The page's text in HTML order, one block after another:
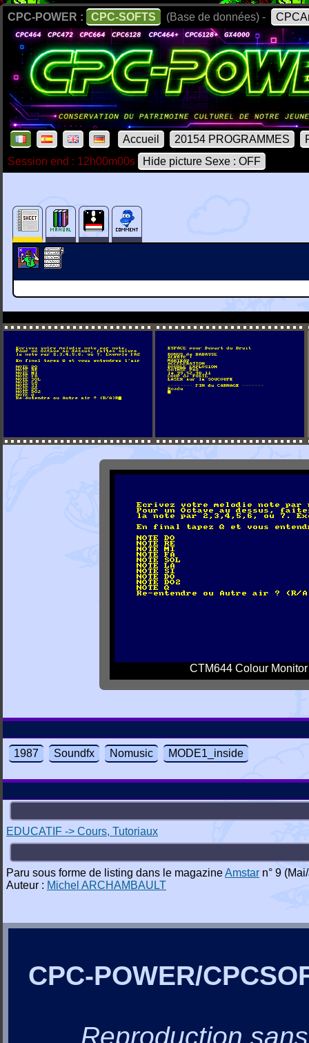
CPC-POWER : CPC-SOFTS (Base de données) -
Accueil 20154 PROGRAMMES
Session end : 12h00m00s
Hide picture Sexe : OFF
CTM644 Colour Monitor
1987 Soundfx Nomusic MODE1_inside
EDUCATIF -> Cours, Tutoriaux
Paru sous forme de listing dans le magazineAmstar n° 9
Auteur : Michel ARCHAMBAULT
CPC-POWER/
Reproduction